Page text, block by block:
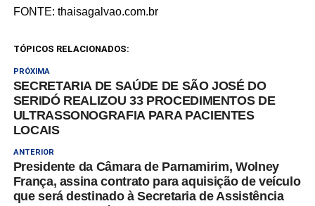
FONTE: thaisagalvao.com.br
TÓPICOS RELACIONADOS:
PRÓXIMA
SECRETARIA DE SAÚDE DE SÃO JOSÉ DO
SERIDÓ REALIZOU 33 PROCEDIMENTOS DE
ULTRASSONOGRAFIA PARA PACIENTES
LOCAIS
ANTERIOR
Presidente da Câmara de Parnamirim, Wolney
França, assina contrato para aquisição de veículo
que será destinado à Secretaria de Assistência